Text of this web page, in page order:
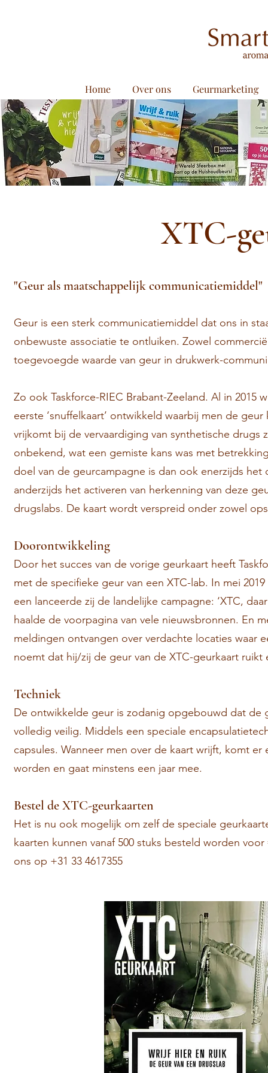
Home Over ons Geurmarketing
XTC-
"Geur als maatschappelijk communicatiemiddel"
Geur is een sterk communicatiemiddel dat ons in
onbewuste associatie te ontluiken. Zowel
toegevoegde waarde van geur in drukwerk-
Zo ook Taskforce-RIEC Brabant-Zeeland. Al in
eerste ‘snuffelkaart’ ontwikkeld waarbij men de
vrijkomt bij de vervaardiging van synthetische drugs
onbekend, wat een gemiste kans was met
doel van de geurcampagne is dan ook enerzijds
anderzijds het activeren van herkenning van deze
drugslabs. De kaart wordt verspreid onder zowel
Doorontwikkeling
Door het succes van de vorige geurkaart heeft
met de specifieke geur van een XTC-lab. In mei
een lanceerde zij de landelijke campagne: ‘XTC,
haalde de voorpagina van vele nieuwsbronnen. En
meldingen ontvangen over verdachte locaties waar
noemt dat hij/zij de geur van de XTC-geurkaart ruikt
Techniek
De ontwikkelde geur is zodanig opgebouwd dat de
volledig veilig. Middels een speciale
capsules. Wanneer men over de kaart wrijft, komt
worden en gaat minstens een jaar mee.
Bestel de XTC-geurkaarten
Het is nu ook mogelijk om zelf de speciale
kaarten kunnen vanaf 500 stuks besteld worden
ons op +31 33 4617355